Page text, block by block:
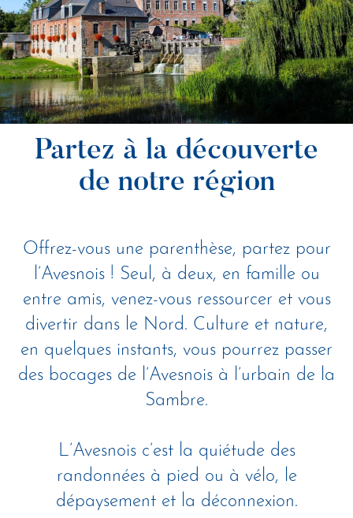
Partez à la découverte
de notre région
Offrez-vous une parenthèse, partez pour
l’Avesnois ! Seul, à deux, en famille ou
entre amis, venez-vous ressourcer et vous
divertir dans le Nord. Culture et nature,
en quelques instants, vous pourrez passer
des bocages de l’Avesnois à l’urbain de la
Sambre.
L’Avesnois c’est la quiétude des
randonnées à pied ou à vélo, le
dépaysement et la déconnexion.